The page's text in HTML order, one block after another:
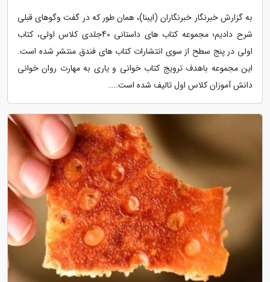
به گزارش خبرنگار خبرنگاران (ایبنا)، همان طور که در گفت وگوهای قبلی
شرح دادیم؛ مجموعه کتاب های داستانی 40جلدی کلاس اولی، کتاب
اولی در پنج سطح از سوی انتشارات کتاب های فندق منتشر شده است.
این مجموعه باهدف ترویج کتاب خوانی و یاری به مهارت روان خوانی
دانش آموزان کلاس اول تالیف شده است....